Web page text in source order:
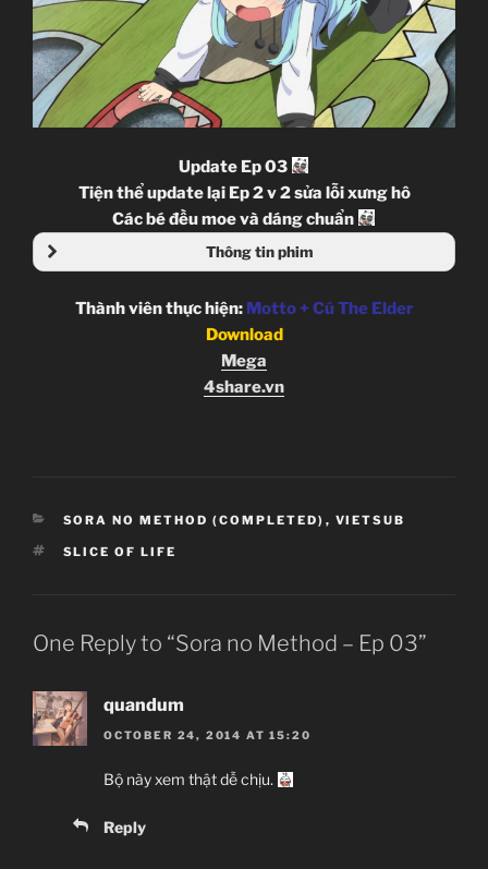
Update Ep 03
Tiện thể update lại Ep 2 v 2 sửa lỗi xưng hô
Các bé đều moe và dáng chuẩn
Thông tin phim
Thành viên thực hiện: Motto + Cú The Elder
Download
Mega
4share.vn
CATEGORIES
SORA NO METHOD (COMPLETED) , VIETSUB
TAGS
SLICE OF LIFE
One Reply to “Sora no Method – Ep 03”
quandum
OCTOBER 24, 2014 AT 15:20
Bộ này xem thật dễ chịu.
Reply